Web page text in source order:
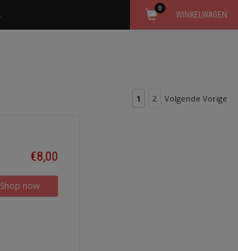
WINKELWAGEN
0
1 2 Volgende Vorige
€8,00
Shop now